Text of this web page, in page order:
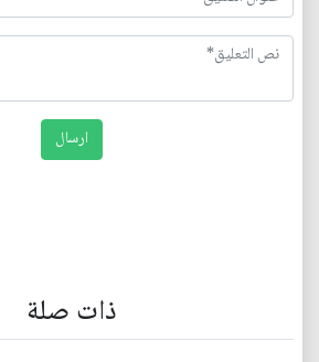
ذات صلة